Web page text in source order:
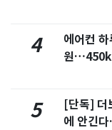
4
에어컨
원
5
[단독] 더
에 안긴